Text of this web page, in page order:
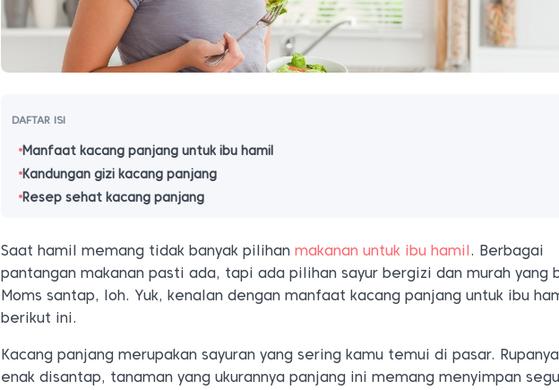
DAFTAR ISI
Manfaat kacang panjang untuk ibu hamil
Kandungan gizi kacang panjang
Resep sehat kacang panjang
Saat hamil memang tidak banyak pilihanmakanan untuk ibu hamil . Berbagai
pantangan makanan pasti ada, tapi ada pilihan sayur bergizi dan murah yang
Moms santap, loh. Yuk, kenalan dengan manfaat kacang panjang untuk ibu
berikut ini.
Kacang panjang merupakan sayuran yang sering kamu temui di pasar.
enak disantap, tanaman yang ukurannya panjang ini memang menyimpan